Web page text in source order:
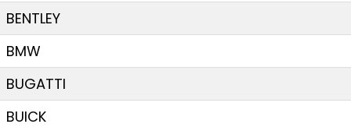
BENTLEY
BMW
BUGATTI
BUICK